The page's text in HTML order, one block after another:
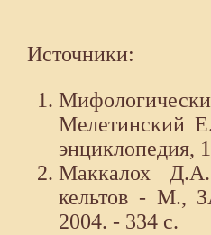
Источники:
Мелетинский
энциклопедия,
Маккалох
кельтов - М.,
2004. - 334 с.